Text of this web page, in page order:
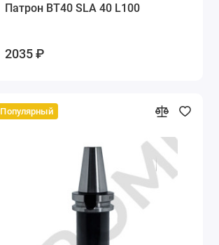
Патрон BT40 SLA 40 L100
2035 ₽
Популярный